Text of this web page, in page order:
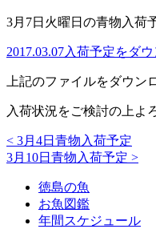
3月7日火曜日の青物入荷
2017.03.07入荷予定をダ
上記のファイルをダウン
入荷状況をご検討の上よ
< 3月4日青物入荷予定
3月10日青物入荷予定 >
徳島の魚
お魚図鑑
年間スケジュール